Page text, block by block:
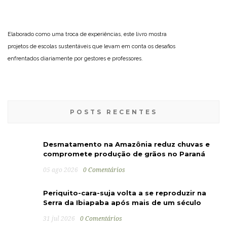
Elaborado como uma troca de experiências, este livro mostra
projetos de escolas sustentáveis que levam em conta os desafios
enfrentados diariamente por gestores e professores.
POSTS RECENTES
Desmatamento na Amazônia reduz chuvas e
compromete produção de grãos no Paraná
05 ago 2026 0 Comentários
Periquito-cara-suja volta a se reproduzir na
Serra da Ibiapaba após mais de um século
31 jul 2026 0 Comentários